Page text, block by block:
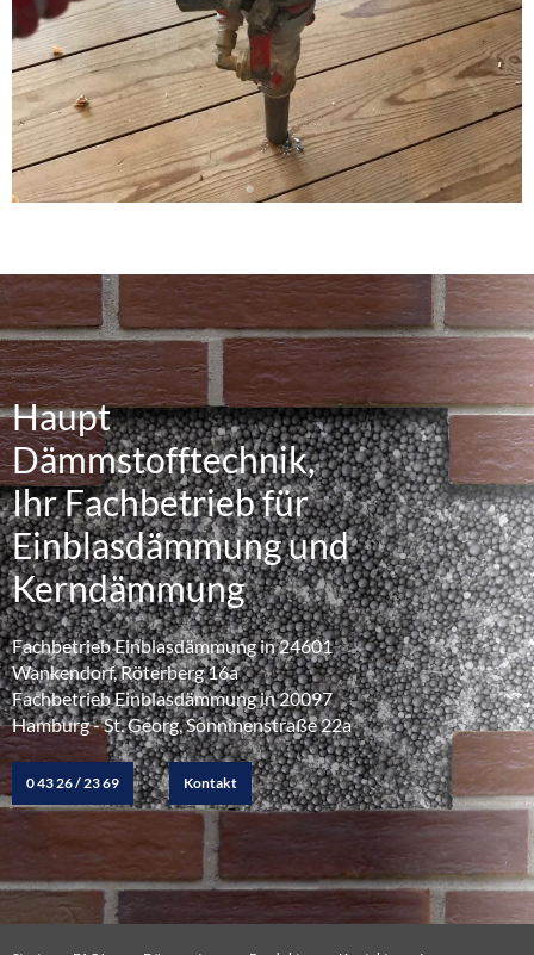
Haupt
Dämmstofftechnik,
Ihr Fachbetrieb für
Einblasdämmung und
Kerndämmung
Fachbetrieb Einblasdämmung in 24601
Wankendorf, Röterberg 16a
Fachbetrieb Einblasdämmung in 20097
Hamburg - St. Georg, Sonninenstraße 22a
0 43 26 / 23 69 Kontakt